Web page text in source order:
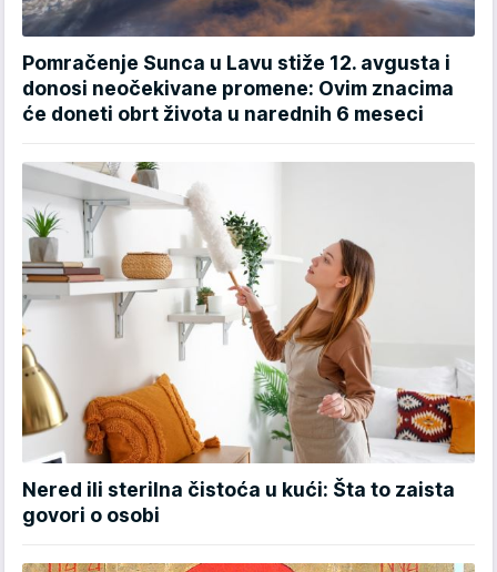
Pomračenje Sunca u Lavu stiže 12. avgusta i
donosi neočekivane promene: Ovim znacima
će doneti obrt života u narednih 6 meseci
Nered ili sterilna čistoća u kući: Šta to zaista
govori o osobi